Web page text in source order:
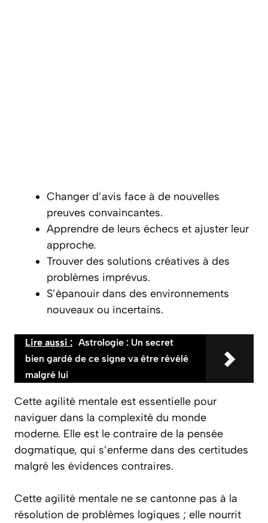
Changer d’avis face à de nouvelles
preuves convaincantes.
Apprendre de leurs échecs et ajuster leur
approche.
Trouver des solutions créatives à des
problèmes imprévus.
S’épanouir dans des environnements
nouveaux ou incertains.
Lire aussi : Astrologie : Un secret
bien gardé de ce signe va être révélé
malgré lui
Cette agilité mentale est essentielle pour
naviguer dans la complexité du monde
moderne. Elle est le contraire de la pensée
dogmatique, qui s’enferme dans des certitudes
malgré les évidences contraires.
Cette agilité mentale ne se cantonne pas à la
résolution de problèmes logiques ; elle nourrit